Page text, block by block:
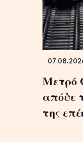
Μετρό
απόψε
της